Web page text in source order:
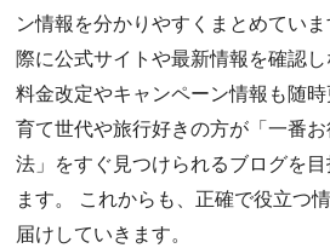
ン情報を分かりやすくまとめていま
際に公式サイトや最新情報を確認し
料金改定やキャンペーン情報も随
育て世代や旅行好きの方が「一番
法」をすぐ見つけられるブログを
ます。 これからも、正確で役立つ
届けしていきます。